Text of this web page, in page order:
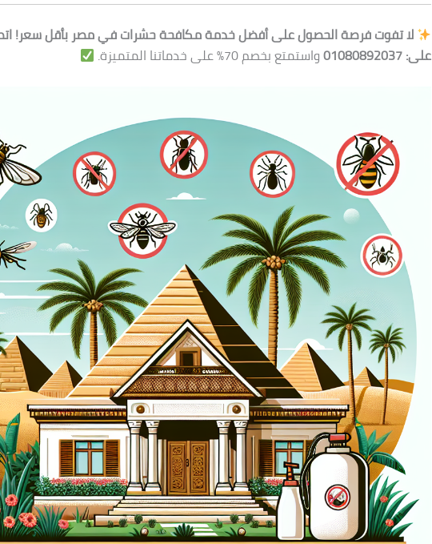
لا تفوت فرصة الحصول على أفضل خدمة مكافحة حشرات في مصر بأقل سعر!
على: 01080892037
واستمتع بخصم 70% على خدماتنا المتميزة.